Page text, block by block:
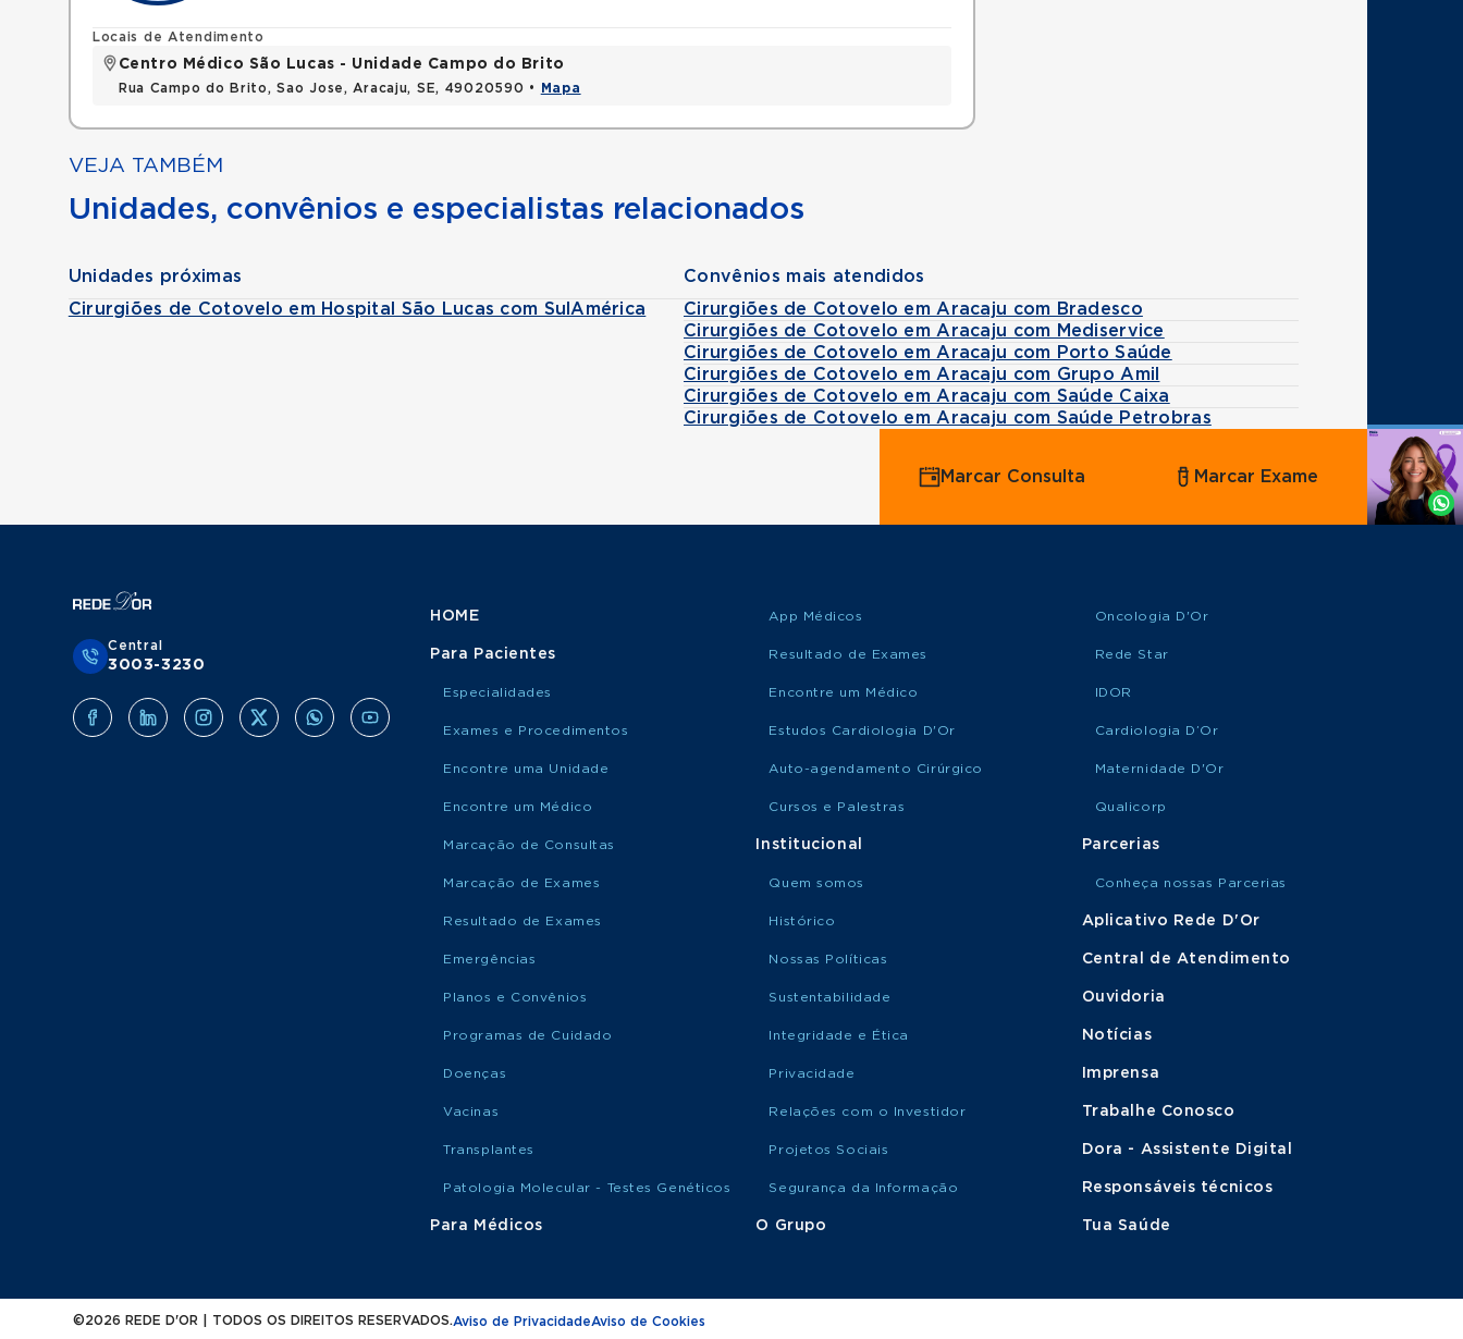
Locais de Atendimento
Centro Médico São Lucas - Unidade Campo do Brito
Rua Campo do Brito, Sao Jose, Aracaju, SE, 49020590 • Mapa
VEJA TAMBÉM
Unidades, convênios e especialistas relacionados
Unidades próximas
Cirurgiões de Cotovelo em Hospital São Lucas com SulAmérica
Convênios mais atendidos
Cirurgiões de Cotovelo em Aracaju com Bradesco
Cirurgiões de Cotovelo em Aracaju com Mediservice
Cirurgiões de Cotovelo em Aracaju com Porto Saúde
Cirurgiões de Cotovelo em Aracaju com Grupo Amil
Cirurgiões de Cotovelo em Aracaju com Saúde Caixa
Cirurgiões de Cotovelo em Aracaju com Saúde Petrobras
Agende
Whatsapp
Marcar Consulta Marcar Exame
Central
3003-3230
HOME
Para Pacientes
Especialidades
Exames e Procedimentos
Encontre uma Unidade
Encontre um Médico
Marcação de Consultas
Marcação de Exames
Resultado de Exames
Emergências
Planos e Convênios
Programas de Cuidado
Doenças
Vacinas
Transplantes
Patologia Molecular - Testes Genéticos
Para Médicos
App Médicos
Resultado de Exames
Encontre um Médico
Estudos Cardiologia D'Or
Auto-agendamento Cirúrgico
Cursos e Palestras
Institucional
Quem somos
Histórico
Nossas Políticas
Sustentabilidade
Integridade e Ética
Privacidade
Relações com o Investidor
Projetos Sociais
Segurança da Informação
O Grupo
Oncologia D'Or
Rede Star
IDOR
Cardiologia D’Or
Maternidade D'Or
Qualicorp
Parcerias
Conheça nossas Parcerias
Aplicativo Rede D'Or
Central de Atendimento
Ouvidoria
Notícias
Imprensa
Trabalhe Conosco
Dora - Assistente Digital
Responsáveis técnicos
Tua Saúde
©2026 REDE D'OR | TODOS OS DIREITOS RESERVADOS.Aviso de PrivacidadeAviso de Cookies